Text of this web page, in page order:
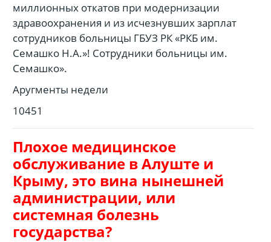
миллионных откатов при модернизации
здравоохранения и из исчезнувших зарплат
сотрудников больницы ГБУЗ РК «РКБ им.
Семашко Н.А.»! Сотрудники больницы им.
Семашко».
Аругменты недели
10451
Плохое медицинское
обслуживание в Алуште и
Крыму, это вина нынешней
администрации, или
системная болезнь
государства?